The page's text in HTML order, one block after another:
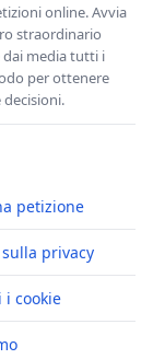
online. Avvia
straordinario
media tutti i
per ottenere
petizione
privacy
i cookie